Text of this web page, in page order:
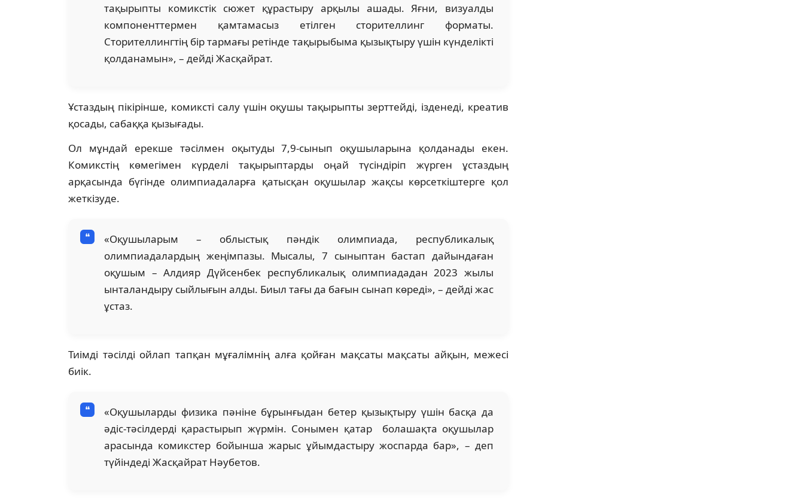
тақырыпты комикстік сюжет құрастыру арқылы ашады. Яғни, визуалды
компоненттермен қамтамасыз етілген сторителлинг форматы.
Сторителлингтің бір тармағы ретінде тақырыбыма қызықтыру үшін күнделікті
қолданамын», – дейді Жасқайрат.
Ұстаздың пікірінше, комиксті салу үшін оқушы тақырыпты зерттейді, ізденеді, креатив
қосады, сабаққа қызығады.
Ол мұндай ерекше тәсілмен оқытуды 7,9-сынып оқушыларына қолданады екен.
Комикстің көмегімен күрделі тақырыптарды оңай түсіндіріп жүрген ұстаздың
арқасында бүгінде олимпиадаларға қатысқан оқушылар жақсы көрсеткіштерге қол
жеткізуде.
«Оқушыларым – облыстық пәндік олимпиада, республикалық
олимпиадалардың жеңімпазы. Мысалы, 7 сыныптан бастап дайындаған
оқушым – Алдияр Дүйсенбек республикалық олимпиададан 2023 жылы
ынталандыру сыйлығын алды. Биыл тағы да бағын сынап көреді», – дейді жас
ұстаз.
Тиімді тәсілді ойлап тапқан мұғалімнің алға қойған мақсаты мақсаты айқын, межесі
биік.
«Оқушыларды физика пәніне бұрынғыдан бетер қызықтыру үшін басқа да
әдіс-тәсілдерді қарастырып жүрмін. Сонымен қатар болашақта оқушылар
арасында комикстер бойынша жарыс ұйымдастыру жоспарда бар», – деп
түйіндеді Жасқайрат Нәубетов.